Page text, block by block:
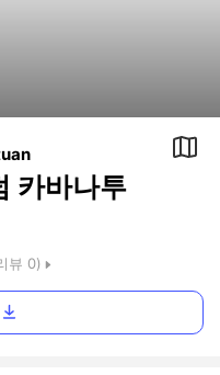
카바나투
뷰 0)